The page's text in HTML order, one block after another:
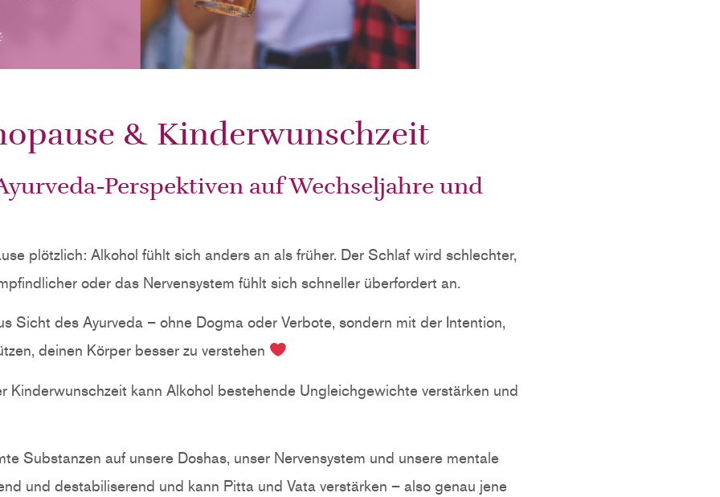
& Kinderwunschzeit
Perspektiven auf Wechseljahre und
plötzlich: Alkohol fühlt sich anders an als früher. Der Schlaf wird schlechter,
oder das Nervensystem fühlt sich schneller überfordert an.
Sicht des Ayurveda – ohne Dogma oder Verbote, sondern mit der Intention,
deinen Körper besser zu verstehen
Kinderwunschzeit kann Alkohol bestehende Ungleichgewichte verstärken und
Substanzen auf unsere Doshas, unser Nervensystem und unsere mentale
und destabiliserend und kann Pitta und Vata verstärken – also genau jene